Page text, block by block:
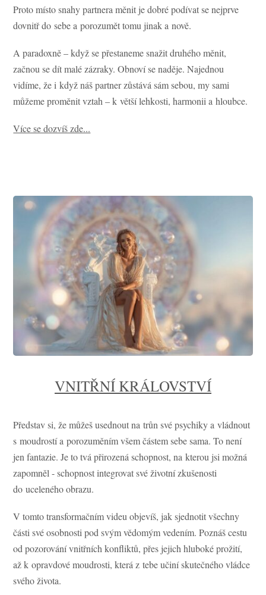
Proto místo snahy partnera měnit je dobré podívat se nejprve
dovnitř do sebe a porozumět tomu jinak a nově.
A paradoxně – když se přestaneme snažit druhého měnit,
začnou se dít malé zázraky. Obnoví se naděje. Najednou
vidíme, že i když náš partner zůstává sám sebou, my sami
můžeme proměnit vztah – k větší lehkosti, harmonii a hloubce.
Více se dozvíš zde...
VNITŘNÍ KRÁLOVSTVÍ
Představ si, že můžeš usednout na trůn své psychiky a vládnout
s moudrostí a porozuměním všem částem sebe sama. To není
jen fantazie. Je to tvá přirozená schopnost, na kterou jsi možná
zapomněl - schopnost integrovat své životní zkušenosti
do uceleného obrazu.
V tomto transformačním videu objevíš, jak sjednotit všechny
části své osobnosti pod svým vědomým vedením. Poznáš cestu
od pozorování vnitřních konfliktů, přes jejich hluboké prožití,
až k opravdové moudrosti, která z tebe učiní skutečného vládce
svého života.